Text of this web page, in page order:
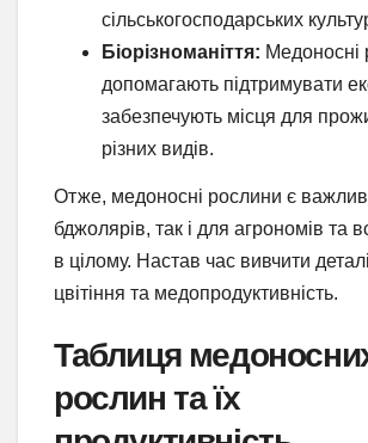
сільськогосподарських
Біорізноманіття: Медоносні
допомагають підтримувати
забезпечують місця для
різних видів.
Отже, медоносні рослини є
бджолярів, так і для агрономів та
в цілому. Настав час вивчити
цвітіння та медопродуктивність.
Таблиця
рослин та їх